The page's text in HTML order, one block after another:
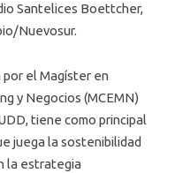
Santelices Boettcher,
Nuevosur.
por el Magíster en
y Negocios (MCEMN)
tiene como principal
juega la sostenibilidad
la estrategia